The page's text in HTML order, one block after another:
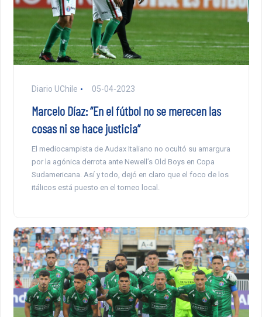
Diario UChile 05-04-2023
Marcelo Díaz: “En el fútbol no se merecen las
cosas ni se hace justicia”
El mediocampista de Audax Italiano no ocultó su amargura
por la agónica derrota ante Newell’s Old Boys en Copa
Sudamericana. Así y todo, dejó en claro que el foco de los
itálicos está puesto en el torneo local.